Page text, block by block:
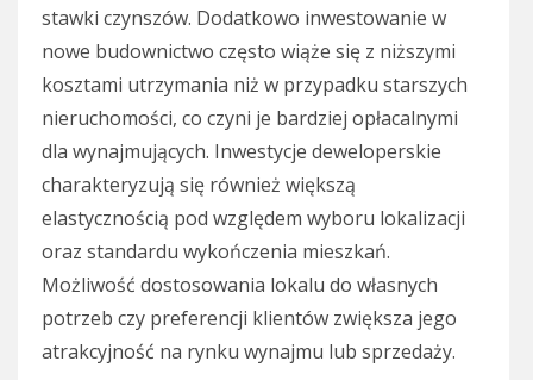
stawki czynszów. Dodatkowo inwestowanie w
nowe budownictwo często wiąże się z niższymi
kosztami utrzymania niż w przypadku starszych
nieruchomości, co czyni je bardziej opłacalnymi
dla wynajmujących. Inwestycje deweloperskie
charakteryzują się również większą
elastycznością pod względem wyboru lokalizacji
oraz standardu wykończenia mieszkań.
Możliwość dostosowania lokalu do własnych
potrzeb czy preferencji klientów zwiększa jego
atrakcyjność na rynku wynajmu lub sprzedaży.